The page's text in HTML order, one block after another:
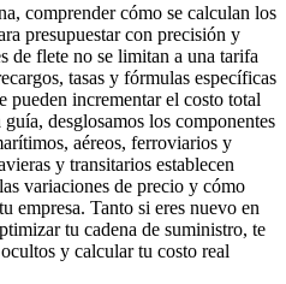
comprender cómo se calculan los
presupuestar con precisión y
de flete no se limitan a una tarifa
tasas y fórmulas específicas
pueden incrementar el costo total
desglosamos los componentes
aéreos, ferroviarios y
y transitarios establecen
variaciones de precio y cómo
empresa. Tanto si eres nuevo en
tu cadena de suministro, te
y calcular tu costo real